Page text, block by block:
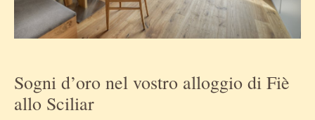
Sogni d’oro nel vostro alloggio di Fiè
allo Sciliar